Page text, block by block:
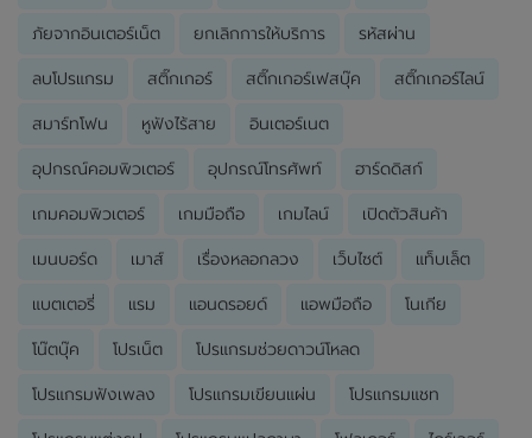
ภัยจากอินเตอร์เน็ต ยกเลิกการให้บริการ รหัสผ่าน
ลบโปรแกรม สติ๊กเกอร์ สติ๊กเกอร์เฟสบุ๊ค สติ๊กเกอร์ไลน์
สมาร์ทโฟน หูฟังไร้สาย อินเตอร์เนต
อุปกรณ์คอมพิวเตอร์ อุปกรณ์โทรศัพท์ ฮาร์ดดิสก์
เกมคอมพิวเตอร์ เกมมือถือ เกมไลน์ เปิดตัวสินค้า
เมนบอร์ด เมาส์ เรื่องหลอกลวง เว็บไซต์ แท็บเล็ต
แบตเตอรี่ แรม แอนดรอยด์ แอพมือถือ โนเกีย
โน๊ตบุ๊ค โปรเน็ต โปรแกรมช่วยดาวน์โหลด
โปรแกรมฟังเพลง โปรแกรมเขียนแผ่น โปรแกรมแชท